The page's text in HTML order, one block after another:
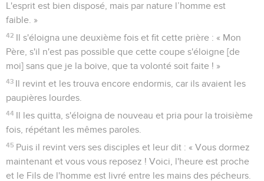
L'esprit est bien disposé, mais par nature l’homme est
faible. »
42 Il s'éloigna une deuxième fois et fit cette prière : « Mon
Père, s'il n'est pas possible que cette coupe s'éloigne [de
moi] sans que je la boive, que ta volonté soit faite ! »
43 Il revint et les trouva encore endormis, car ils avaient les
paupières lourdes.
44 Il les quitta, s'éloigna de nouveau et pria pour la troisième
fois, répétant les mêmes paroles.
45 Puis il revint vers ses disciples et leur dit : « Vous dormez
maintenant et vous vous reposez ! Voici, l'heure est proche
et le Fils de l'homme est livré entre les mains des pécheurs.